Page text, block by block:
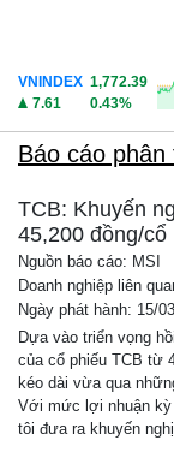
VNINDEX 1,772.39
7.61
0.43%
Báo cáo phân
TCB: Khuyến
45,200 đồng/cổ
Nguồn báo cáo: MSI
Doanh nghiệp liên
Ngày phát hành: 15/
Dựa vào triển vọng
của cổ phiếu TCB từ
kéo dài vừa qua
Với mức lợi nhuận kỳ
tôi đưa ra khuyến